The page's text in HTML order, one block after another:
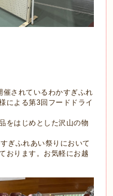
されているわかすぎふれ
による第3回フードドライ
をはじめとした沢山の物
ぎふれあい祭りにおいて
おります。お気軽にお越